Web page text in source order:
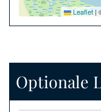
Leaflet |
Optionale